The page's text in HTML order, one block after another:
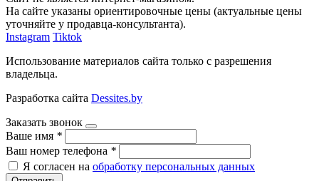
На сайте указаны ориентировочные цены (актуальные цены
уточняйте у продавца-консультанта).
Instagram Tiktok
Использование материалов сайта только с разрешения
владельца.
Разработка сайта Dessites.by
Заказать звонок
Ваше имя *
Ваш номер телефона *
Я согласен на обработку персональных данных